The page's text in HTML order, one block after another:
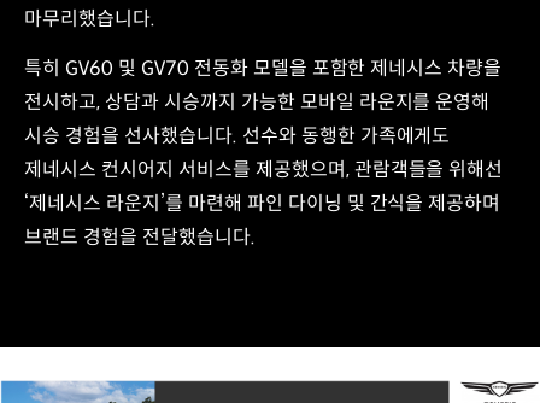
마무리했습니다.
특히 GV60 및 GV70 전동화 모델을 포함한 제네시스 차량을
전시하고, 상담과 시승까지 가능한 모바일 라운지를 운영해
시승 경험을 선사했습니다. 선수와 동행한 가족에게도
제네시스 컨시어지 서비스를 제공했으며, 관람객들을 위해선
‘제네시스 라운지’를 마련해 파인 다이닝 및 간식을 제공하며
브랜드 경험을 전달했습니다.